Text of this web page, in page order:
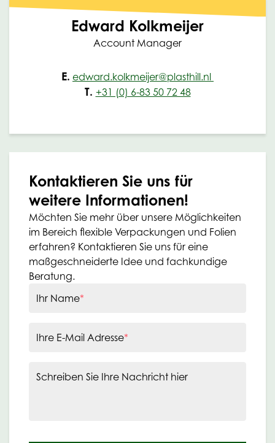
Edward Kolkmeijer
Account Manager
E. edward.kolkmeijer@plasthill.nl
T. +31 (0) 6-83 50 72 48
Kontaktieren Sie uns für
weitere Informationen!
Möchten Sie mehr über unsere Möglichkeiten
im Bereich flexible Verpackungen und Folien
erfahren? Kontaktieren Sie uns für eine
maßgeschneiderte Idee und fachkundige
Beratung.
Ihr Name*
Ihre E-Mail Adresse*
Schreiben Sie Ihre Nachricht hier